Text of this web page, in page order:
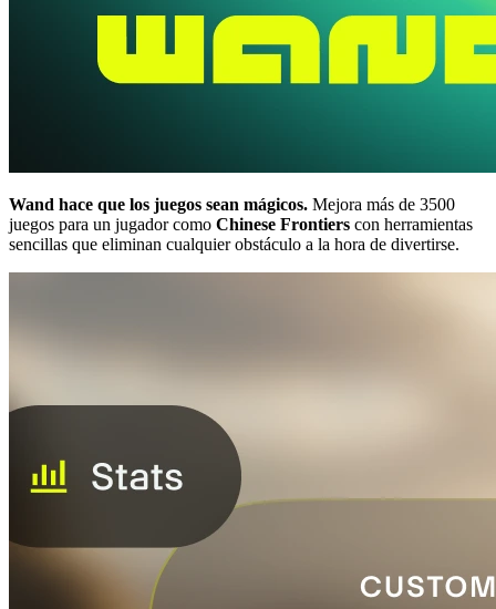
Wand hace que los juegos sean mágicos. Mejora más de 3500
juegos para un jugador como Chinese Frontiers con herramientas
sencillas que eliminan cualquier obstáculo a la hora de divertirse.